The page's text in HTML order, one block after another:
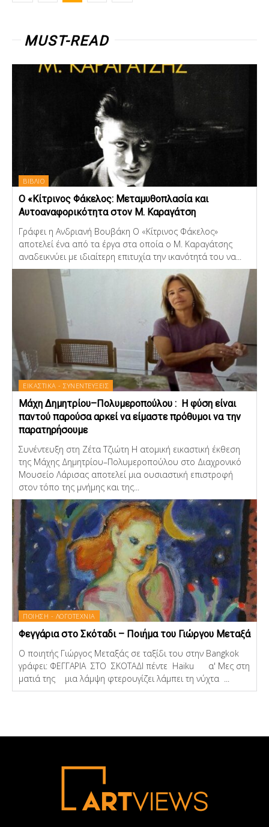
MUST-READ
ΒΙΒΛΙΟ
Ο «Κίτρινος Φάκελος: Μεταμυθοπλασία και
Αυτοαναφορικότητα στον Μ. Καραγάτση
Γράφει η Ανδριανή Βουβάκη Ο «Κίτρινος Φάκελος»
αποτελεί ένα από τα έργα στα οποία ο Μ. Καραγάτσης
αναδεικνύει με ιδιαίτερη επιτυχία την ικανότητά του να...
ΕΙΚΑΣΤΙΚΑ - ΣΥΝΕΝΤΕΥΞΕΙΣ
Μάχη Δημητρίου–Πολυμεροπούλου : Η φύση είναι
παντού παρούσα αρκεί να είμαστε πρόθυμοι να την
παρατηρήσουμε
Συνέντευξη στη Ζέτα Τζιώτη Η ατομική εικαστική έκθεση
της Μάχης Δημητρίου–Πολυμεροπούλου στο Διαχρονικό
Μουσείο Λάρισας αποτελεί μια ουσιαστική επιστροφή
στον τόπο της μνήμης και της...
ΠΟΙΗΣΗ - ΛΟΓΟΤΕΧΝΙΑ
Φεγγάρια στο Σκόταδι – Ποιήμα του Γιώργου Μεταξά
Ο ποιητής Γιώργος Μεταξάς σε ταξίδι του στην Bangkok
γράφει: ΦΕΓΓΑΡΙΑ ΣΤΟ ΣΚΟΤΑΔΙ πέντε Haiku α' Μες στη
ματιά της μια λάμψη φτερουγίζει λάμπει τη νύχτα ...